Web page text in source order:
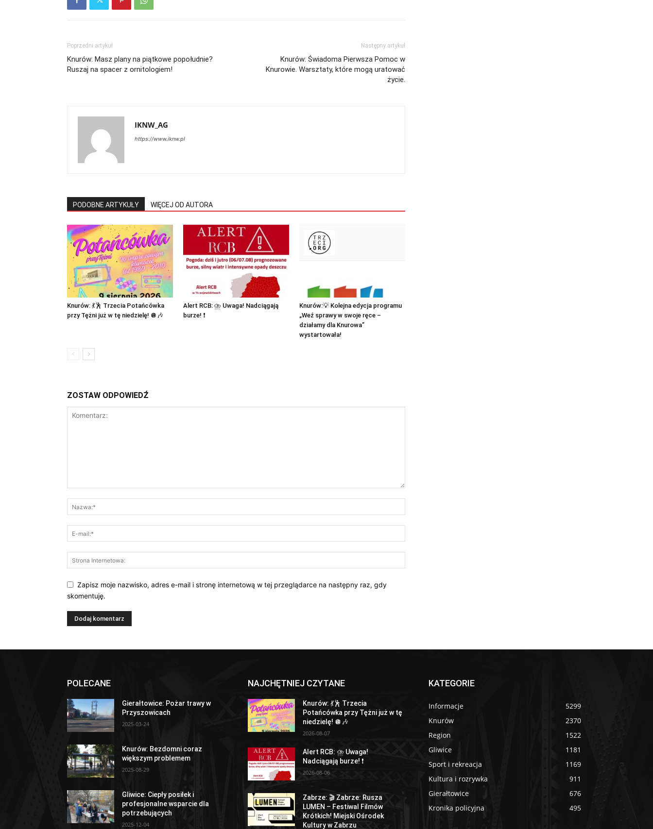
Poprzedni artykuł
Knurów: Masz plany na piątkowe popołudnie?
Ruszaj na spacer z ornitologiem!
Następny artykuł
Knurów: Świadoma Pierwsza Pomoc w
Knurowie. Warsztaty, które mogą uratować
życie.
IKNW_AG
https://www.iknw.pl
PODOBNE ARTYKUŁY WIĘCEJ OD AUTORA
Knurów: 💃🕺 Trzecia Potańcówka
przy Tężni już w tę niedzielę! 🪩🎶
Alert RCB: ⛈ Uwaga! Nadciągają
burze! ❗
Knurów:💡 Kolejna edycja programu
„Weź sprawy w swoje ręce –
działamy dla Knurowa”
wystartowała!
ZOSTAW ODPOWIEDŹ
Zapisz moje nazwisko, adres e-mail i stronę internetową w tej przeglądarce na następny raz, gdy
skomentuję.
POLECANE
Gierałtowice: Pożar trawy w
Przyszowicach
2025-03-24
Knurów: Bezdomni coraz
większym problemem
2025-08-29
Gliwice: Ciepły posiłek i
profesjonalne wsparcie dla
potrzebujących
2025-12-04
NAJCHĘTNIEJ CZYTANE
Knurów: 💃🕺 Trzecia
Potańcówka przy Tężni już w tę
niedzielę! 🪩🎶
2026-08-07
Alert RCB: ⛈ Uwaga!
Nadciągają burze! ❗
2026-08-06
Zabrze: 🎬 Zabrze: Rusza
LUMEN – Festiwal Filmów
Krótkich! Miejski Ośrodek
Kultury w Zabrzu
KATEGORIE
Informacje
5299
Knurów
2370
Region
1522
Gliwice
1181
Sport i rekreacja
1169
Kultura i rozrywka
911
Gierałtowice
676
Kronika policyjna
495